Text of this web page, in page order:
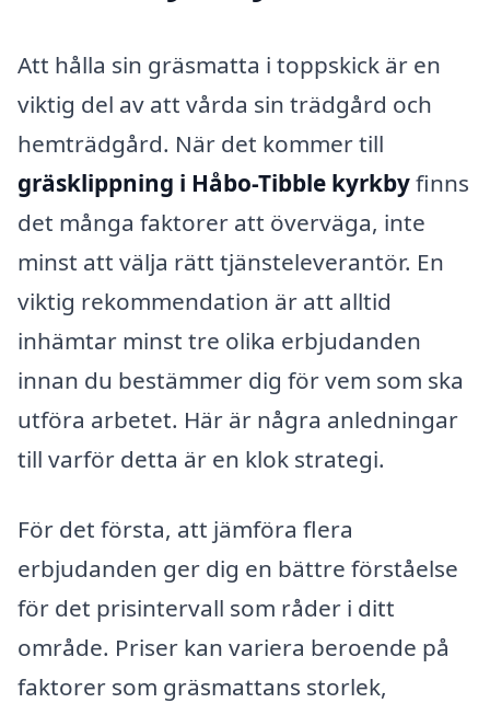
Att hålla sin gräsmatta i toppskick är en
viktig del av att vårda sin trädgård och
hemträdgård. När det kommer till
gräsklippning i Håbo-Tibble kyrkbyfinns
det många faktorer att överväga, inte
minst att välja rätt tjänsteleverantör. En
viktig rekommendation är att alltid
inhämtar minst tre olika erbjudanden
innan du bestämmer dig för vem som ska
utföra arbetet. Här är några anledningar
till varför detta är en klok strategi.
För det första, att jämföra flera
erbjudanden ger dig en bättre förståelse
för det prisintervall som råder i ditt
område. Priser kan variera beroende på
faktorer som gräsmattans storlek,